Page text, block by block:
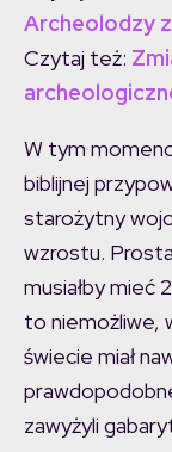
Archeolodzy
Czytaj też:
W tym
biblijnej
starożytny
wzrostu.
musiałby
to niemożliwe,
świecie miał
zawyżyli